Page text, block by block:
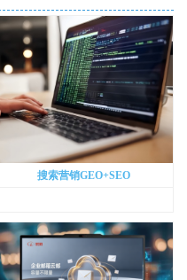
搜索营销GEO+SEO